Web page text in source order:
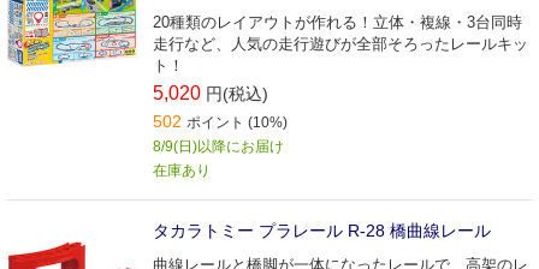
20種類のレイアウトが作れる！立体・複線・3台同時
走行など、人気の走行遊びが全部そろったレールキッ
ト！
5,020 円(税込)
502 ポイント (10%)
8/9(日)以降にお届け
在庫あり
タカラトミー プラレール R-28 橋曲線レール
曲線レールと橋脚が一体になったレールで、高架のレ